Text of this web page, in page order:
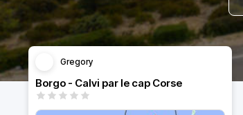
Gregory
Borgo - Calvi par le cap Corse